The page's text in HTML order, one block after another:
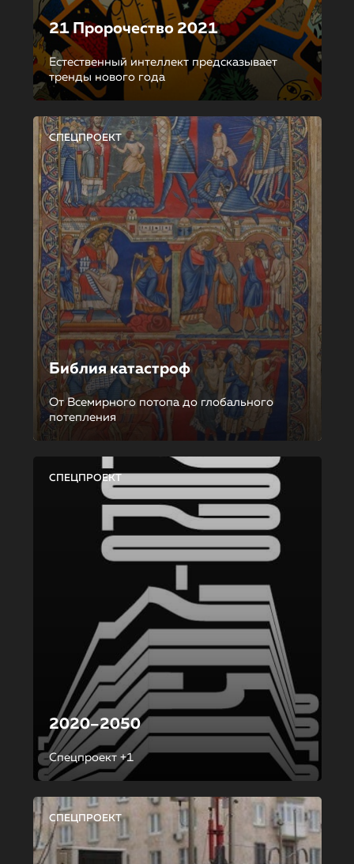
21 Пророчество 2021
Естественный интеллект предсказывает
тренды нового года
СПЕЦПРОЕКТ
Библия катастроф
От Всемирного потопа до глобального
потепления
СПЕЦПРОЕКТ
2020–2050
Спецпроект +1
СПЕЦПРОЕКТ